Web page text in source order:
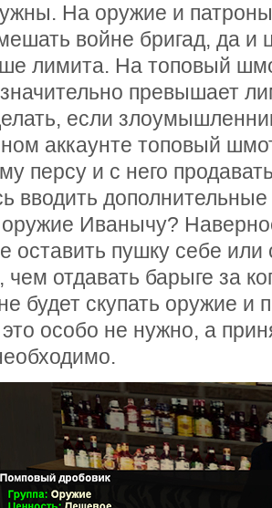
На оружие и
войне бригад, да и
лимита. На топовый
превышает
если
аккаунте топовый
персу и с него
вводить
оружие Иванычу?
оставить пушку себе или
чем отдавать барыге за
будет скупать оружие
особо не нужно, а